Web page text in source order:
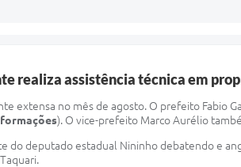
realiza assistência técnica em
extensa no mês de agosto. O prefeito Fabio
). O vice-prefeito Marco Aurélio
do deputado estadual Nininho debatendo e